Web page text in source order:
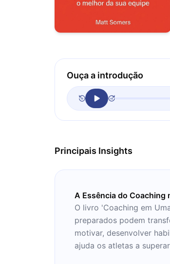
Ouça a introdução
Principais Insights
A Essência do Coaching
O livro 'Coaching em
preparados podem
motivar, desenvolver
ajuda os atletas a